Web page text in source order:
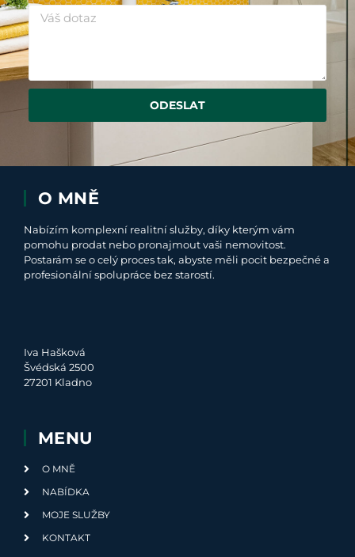
ODESLAT
O MNĚ
Nabízím komplexní realitní služby, díky kterým vám
pomohu prodat nebo pronajmout vaši nemovitost.
Postarám se o celý proces tak, abyste měli pocit bezpečné a
profesionální spolupráce bez starostí.
Iva Hašková
Švédská 2500
27201 Kladno
MENU
O MNĚ
NABÍDKA
MOJE SLUŽBY
KONTAKT